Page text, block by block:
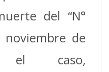
del “N°
noviembre de
el caso,